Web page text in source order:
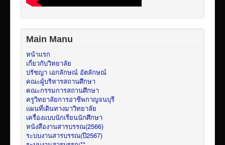
Main Manu
หน้าแรก
เกี่ยวกับวิทยาลัย
ปรัชญา เอกลักษณ์ อัตลักษณ์
คณะผู้บริหารสถานศึกษา
คณะกรรมการสถานศึกษา
ครูวิทยาลัยการอาชีพกาญจนบุรี
แผนที่เดินทางมาวิทยาลัย
เครื่องแบบนักเรียนนักศึกษา
หนังสืองานสารบรรณ(2566)
ระบบงานสารบรรณ(ปี2567)